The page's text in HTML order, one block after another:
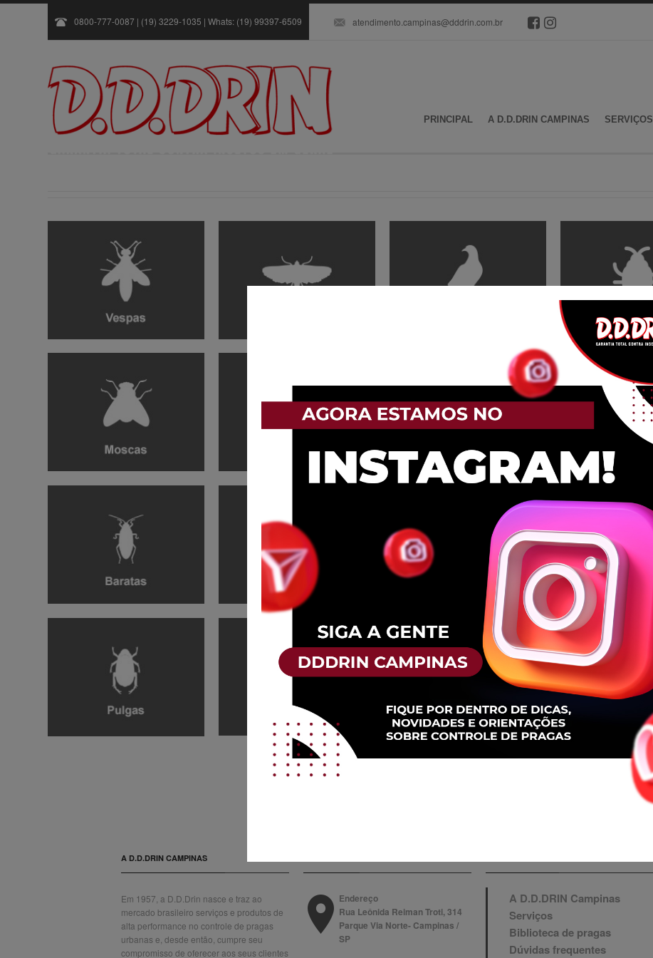
0800-777-0087 | (19) 3229-1035 | Whats: (19) 99397-6509 atendimento.campinas@dddrin.com.br
PRINCIPAL A D.D.DRIN CAMPINAS SERVIÇOS
A D.D.DRIN CAMPINAS
Em 1957, a D.D.Drin nasce e traz ao
mercado brasileiro serviços e produtos de
alta performance no controle de pragas
urbanas e, desde então, cumpre seu
compromisso de oferecer aos seus clientes
Endereço
Rua Leônida Reiman Troti, 314
Parque Via Norte- Campinas /
SP
A D.D.DRIN Campinas
Serviços
Biblioteca de pragas
Dúvidas frequentes